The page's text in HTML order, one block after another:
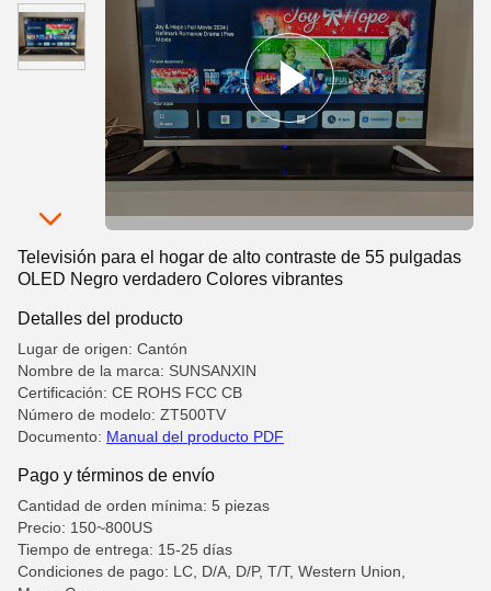
Televisión para el hogar de alto contraste de 55 pulgadas
OLED Negro verdadero Colores vibrantes
Detalles del producto
Lugar de origen: Cantón
Nombre de la marca: SUNSANXIN
Certificación: CE ROHS FCC CB
Número de modelo: ZT500TV
Documento: Manual del producto PDF
Pago y términos de envío
Cantidad de orden mínima: 5 piezas
Precio: 150~800US
Tiempo de entrega: 15-25 días
Condiciones de pago: LC, D/A, D/P, T/T, Western Union,